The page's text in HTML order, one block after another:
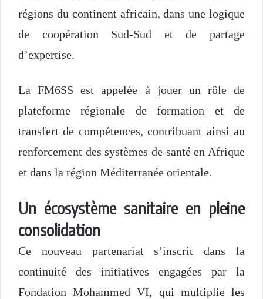
régions du continent africain, dans une logique
de coopération Sud-Sud et de partage
d’expertise.
La FM6SS est appelée à jouer un rôle de
plateforme régionale de formation et de
transfert de compétences, contribuant ainsi au
renforcement des systèmes de santé en Afrique
et dans la région Méditerranée orientale.
Un écosystème sanitaire en pleine
consolidation
Ce nouveau partenariat s’inscrit dans la
continuité des initiatives engagées par la
Fondation Mohammed VI, qui multiplie les